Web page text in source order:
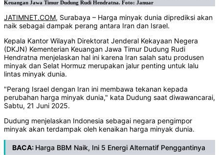
Keuangan Jawa Timur Dudung Rudi Hendratna. Foto: Januar
JATIMNET.COM, Surabaya – Harga minyak dunia diprediksi akan
naik sebagai dampak perang antara Iran dan Israel.
Kepala Kantor Wilayah Direktorat Jenderal Kekayaan Negera
(DKJN) Kementerian Keuangan Jawa Timur Dudung Rudi
Hendratna menjelaskan hal ini karena Iran salah satu produsen
minyak dan Selat Hormuz merupakan jalur penting untuk lalu
lintas minyak dunia.
"Perang Israel dengan Iran ini membawa tekanan kepada
perubahan harga minyak dunia," kata Dudung saat diwawancarai,
Sabtu, 21 Juni 2025.
Dudung menjelaskan Indonesia sebagai negara pengimpor
minyak akan terdampak oleh kenaikan harga minyak dunia.
BACA: Harga BBM Naik, Ini 5 Energi Alternatif Penggantinya